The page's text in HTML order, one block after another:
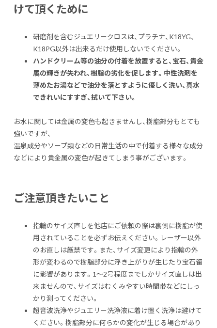
けて頂くために
研磨剤を含むジュエリークロスは、プラチナ、K18YG、
K18PG以外は出来るだけ使用しないでください。
ハンドクリーム等の油分の付着を放置すると、宝石、貴金
属の輝きが失われ、樹脂の劣化を促します。 中性洗剤を
薄めたお湯などで油分を落とすように優しく洗い、真水
できれいにすすぎ、拭いて下さい。
お水に関しては金属の変色も起きませんし、樹脂部分もとても
強いですが、
温泉成分やソープ類などの日常生活の中で付着する様々な成分
などにより貴金属の変色が起きてしまう事がございます。
ご注意頂きたいこと
指輪のサイズ直しを他店にご依頼の際は裏側に樹脂が使
用されていることを必ずお伝えください。レーザー以外
のお直しは厳禁です。また、サイズ変更により指輪の外
形が変わるので樹脂部分に浮き上がりが生じたり宝石留
に影響があります。1〜2号程度までしかサイズ直しは出
来ませんので、サイズはむくみやすい時間帯などにしっ
かり測ってください。
超音波洗浄やジュエリー洗浄液に着け置く洗浄は避けて
ください。樹脂部分に何らかの変化が生じる場合があり